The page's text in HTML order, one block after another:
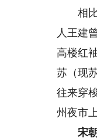
相比
人王建
高楼红
苏（现
往来穿
州夜市
宋朝